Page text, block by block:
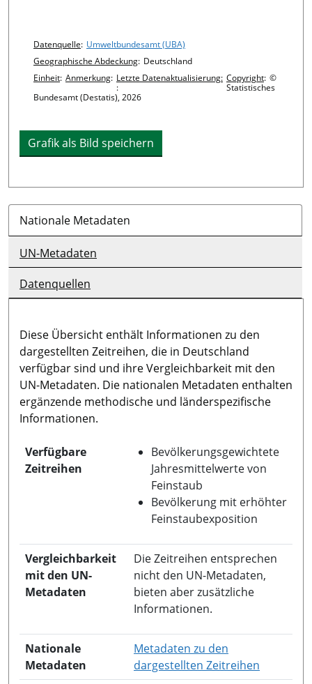
Chart details
Datenquelle: Umweltbundesamt (UBA)
Geographische Abdeckung: Deutschland
Einheit: Anmerkung: Letzte Datenaktualisierung:
:
Copyright: ©
Statistisches
Bundesamt (Destatis), 2026
Grafik als Bild speichern
Nationale Metadaten
UN-Metadaten
Datenquellen
Diese Übersicht enthält Informationen zu den
dargestellten Zeitreihen, die in Deutschland
verfügbar sind und ihre Vergleichbarkeit mit den
UN-Metadaten. Die nationalen Metadaten enthalten
ergänzende methodische und länderspezifische
Informationen.
Verfügbare
Zeitreihen
Bevölkerungsgewichtete
Jahresmittelwerte von
Feinstaub
Bevölkerung mit erhöhter
Feinstaubexposition
Vergleichbarkeit
mit den UN-
Metadaten
Die Zeitreihen entsprechen
nicht den UN-Metadaten,
bieten aber zusätzliche
Informationen.
Nationale
Metadaten
Metadaten zu den
dargestellten Zeitreihen